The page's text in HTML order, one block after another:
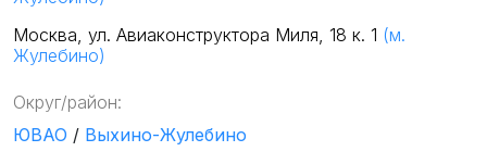
Москва, ул. Авиаконструктора Миля, 18 к. 1 (м.
Жулебино)
Округ/район:
ЮВАО / Выхино-Жулебино